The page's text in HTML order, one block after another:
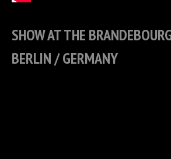
SHOW AT THE
BERLIN / GERMANY